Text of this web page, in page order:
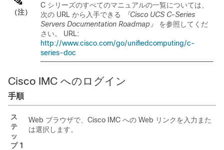
（注）
C シリーズのすべてのマニュアルの一覧については、
次の URL から入手できる
『Cisco UCS C-Series
Servers Documentation Roadmap』
を参照してくだ
さい。 URL:
http://www.cisco.com/go/unifiedcomputing/c-
series-doc
Cisco IMC へのログイン
手順
ス
テ
ッ
プ 1
Web ブラウザで、 Cisco IMC への Web リンクを入力また
は選択します。